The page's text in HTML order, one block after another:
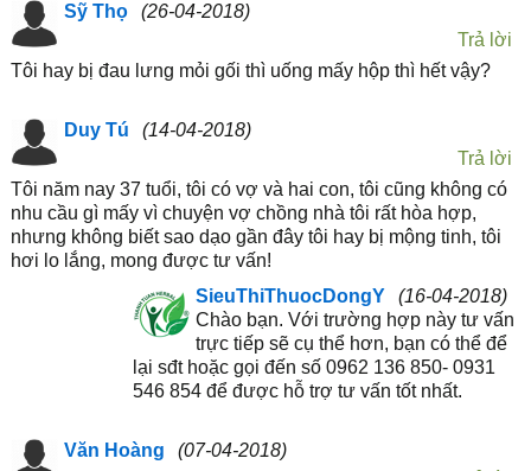
Sỹ Thọ
(26-04-2018)
Trả lời
Tôi hay bị đau lưng mỏi gối thì uống mấy hộp thì hết vậy?
Duy Tú
(14-04-2018)
Trả lời
Tôi năm nay 37 tuổi, tôi có vợ và hai con, tôi cũng không có
nhu cầu gì mấy vì chuyện vợ chồng nhà tôi rất hòa hợp,
nhưng không biết sao dạo gần đây tôi hay bị mộng tinh, tôi
hơi lo lắng, mong được tư vấn!
SieuThiThuocDongY
(16-04-2018)
Chào bạn. Với trường hợp này tư vấn
trực tiếp sẽ cụ thể hơn, bạn có thể để
lại sđt hoặc gọi đến số 0962 136 850- 0931
546 854 để được hỗ trợ tư vấn tốt nhất.
Văn Hoàng
(07-04-2018)